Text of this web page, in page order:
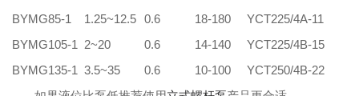
BYMG85-1
1.25~12.5 0.6 18-180
YCT225/4A-11
BYMG105-1
2~20 0.6 14-140
YCT225/4B-15
BYMG135-1
3.5~35 0.6 10-100
YCT250/4B-22